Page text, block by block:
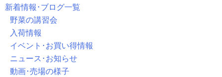
新着情報･ブログ一覧
野菜の講習会
入荷情報
イベント･お買い得情報
ニュース･お知らせ
動画･売場の様子